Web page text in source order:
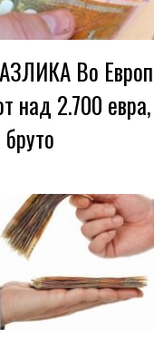
Во
над 2.700